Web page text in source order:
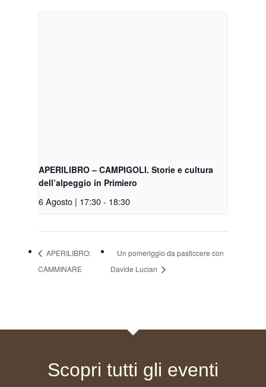
APERILIBRO – CAMPIGOLI. Storie e cultura
dell’alpeggio in Primiero
6 Agosto | 17:30- 18:30
APERILIBRO:
CAMMINARE
Un pomeriggio da pasticcere con
Davide Lucian
Scopri tutti gli eventi